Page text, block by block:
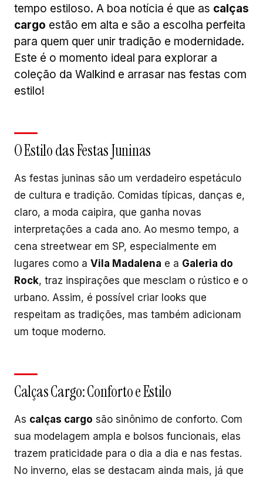
tempo estiloso. A boa notícia é que as calças
cargo estão em alta e são a escolha perfeita
para quem quer unir tradição e modernidade.
Este é o momento ideal para explorar a
coleção da Walkind e arrasar nas festas com
estilo!
O Estilo das Festas Juninas
As festas juninas são um verdadeiro espetáculo
de cultura e tradição. Comidas típicas, danças e,
claro, a moda caipira, que ganha novas
interpretações a cada ano. Ao mesmo tempo, a
cena streetwear em SP, especialmente em
lugares como a Vila Madalena e a Galeria do
Rock, traz inspirações que mesclam o rústico e o
urbano. Assim, é possível criar looks que
respeitam as tradições, mas também adicionam
um toque moderno.
Calças Cargo: Conforto e Estilo
As calças cargo são sinônimo de conforto. Com
sua modelagem ampla e bolsos funcionais, elas
trazem praticidade para o dia a dia e nas festas.
No inverno, elas se destacam ainda mais, já que